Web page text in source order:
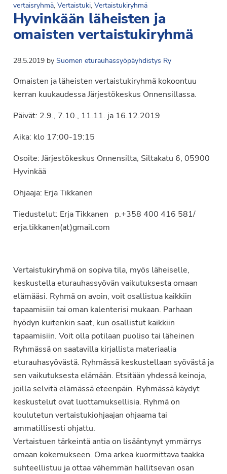
vertaisryhmä, Vertaistuki, Vertaistukiryhmä
Hyvinkään läheisten ja
omaisten vertaistukiryhmä
28.5.2019by Suomen eturauhassyöpäyhdistys Ry
Omaisten ja läheisten vertaistukiryhmä kokoontuu
kerran kuukaudessa Järjestökeskus Onnensillassa.
Päivät: 2.9., 7.10., 11.11. ja 16.12.2019
Aika: klo 17:00-19:15
Osoite: Järjestökeskus Onnensilta, Siltakatu 6, 05900
Hyvinkää
Ohjaaja: Erja Tikkanen
Tiedustelut: Erja Tikkanen p.+358 400 416 581/
erja.tikkanen(at)gmail.com
Vertaistukiryhmä on sopiva tila, myös läheiselle,
keskustella eturauhassyövän vaikutuksesta omaan
elämääsi. Ryhmä on avoin, voit osallistua kaikkiin
tapaamisiin tai oman kalenterisi mukaan. Parhaan
hyödyn kuitenkin saat, kun osallistut kaikkiin
tapaamisiin. Voit olla potilaan puoliso tai läheinen
Ryhmässä on saatavilla kirjallista materiaalia
eturauhasyövästä. Ryhmässä keskustellaan syövästä ja
sen vaikutuksesta elämään. Etsitään yhdessä keinoja,
joilla selvitä elämässä eteenpäin. Ryhmässä käydyt
keskustelut ovat luottamuksellisia. Ryhmä on
koulutetun vertaistukiohjaajan ohjaama tai
ammatillisesti ohjattu.
Vertaistuen tärkeintä antia on lisääntynyt ymmärrys
omaan kokemukseen. Oma arkea kuormittava taakka
suhteellistuu ja ottaa vähemmän hallitsevan osan